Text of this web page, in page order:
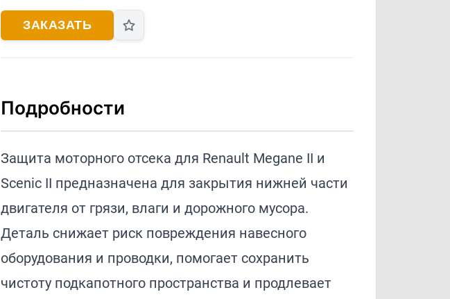
ЗАКАЗАТЬ
Подробности
Защита моторного отсека для Renault Megane II и
Scenic II предназначена для закрытия нижней части
двигателя от грязи, влаги и дорожного мусора.
Деталь снижает риск повреждения навесного
оборудования и проводки, помогает сохранить
чистоту подкапотного пространства и продлевает